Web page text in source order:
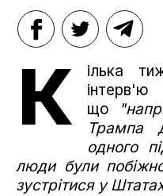
К
ілька
що
Трампа
одного
люди були
зустрітися у